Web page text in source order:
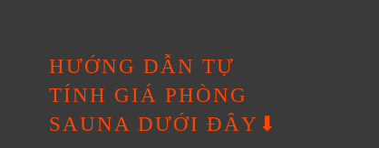
HƯỚNG DẪN TỰ
TÍNH GIÁ PHÒNG
SAUNA DƯỚI ĐÂY⬇